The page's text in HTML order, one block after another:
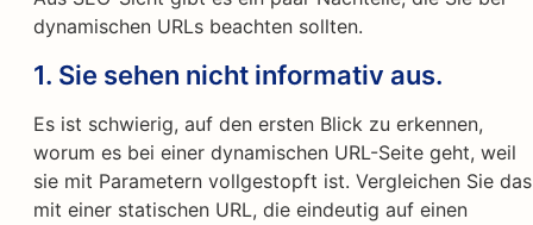
dynamischen URLs beachten sollten.
1. Sie sehen nicht informativ aus.
Es ist schwierig, auf den ersten Blick zu erkennen,
worum es bei einer dynamischen URL-Seite geht, weil
sie mit Parametern vollgestopft ist. Vergleichen Sie das
mit einer statischen URL, die eindeutig auf einen